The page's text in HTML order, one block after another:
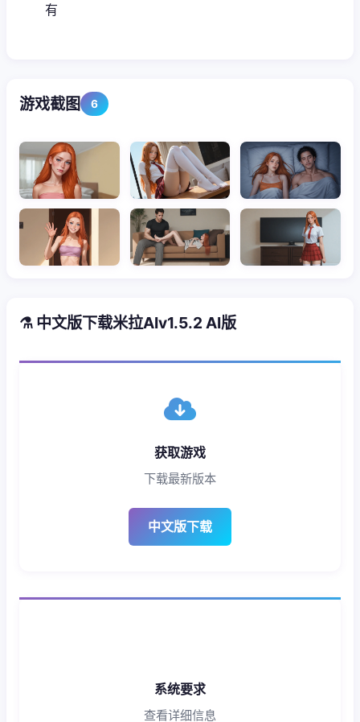
有
游戏截图 6
⚗️ 中文版下载米拉AIv1.5.2 AI版
获取游戏
下载最新版本
中文版下载
系统要求
查看详细信息